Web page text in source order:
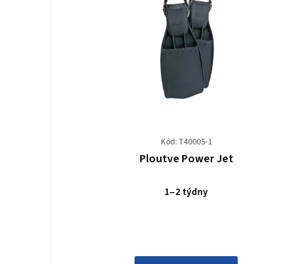
Kód: T40005-1
Průměrné
produktu
5
Ploutve Power Jet
1–2 týdny